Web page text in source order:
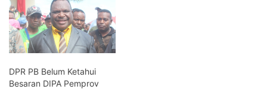
DPR PB Belum Ketahui
Besaran DIPA Pemprov